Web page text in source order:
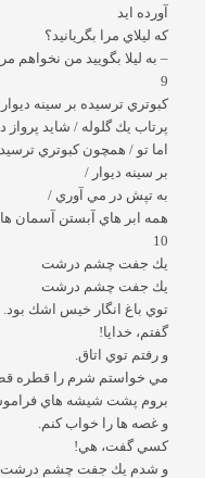
آورده ايد
كه ليلاي مرا بگريانيد؟
– به ليلا بگوييد من نخواهم
9
كبوتري ترسيده بر سينه ديوار
پرتاب يك گلوله / شايد
اما تو / همچون كبوتري
بر سينه ديوار /
به تپش در مي آوري /
همه ابر هاي آبستن آسمان ها
10
يك جفت چشم درشت
يك جفت چشم درشت
توي باغ انگار خيس اشك بود.
گفتم، خدايا!
و رفتم توي اتاق.
مي خواستم شرم را قطره
بروم پشت شيشه هاي
و غصه ها را خواب كنم.
كسي گفت، هي!
و شدم يك جفت چشم درشت